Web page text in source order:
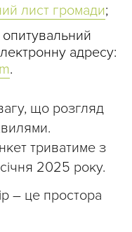
лист громади;
адресу:
.
що розгляд
триватиме з
2025 року.
– це простора